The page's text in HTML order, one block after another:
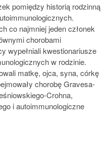
pomiędzy historią rodzinną
co najmniej jeden członek
chorobami
wypełniali kwestionariusze
w rodzinie.
matkę, ojca, syna, córkę
chorobę Gravesa-
Crohna,
i autoimmunologiczne